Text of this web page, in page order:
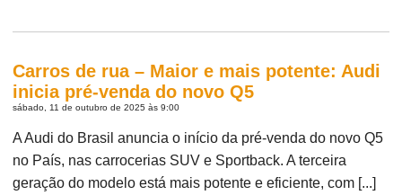
Carros de rua – Maior e mais potente: Audi
inicia pré-venda do novo Q5
sábado, 11 de outubro de 2025 às 9:00
A Audi do Brasil anuncia o início da pré-venda do novo Q5
no País, nas carrocerias SUV e Sportback. A terceira
geração do modelo está mais potente e eficiente, com [...]